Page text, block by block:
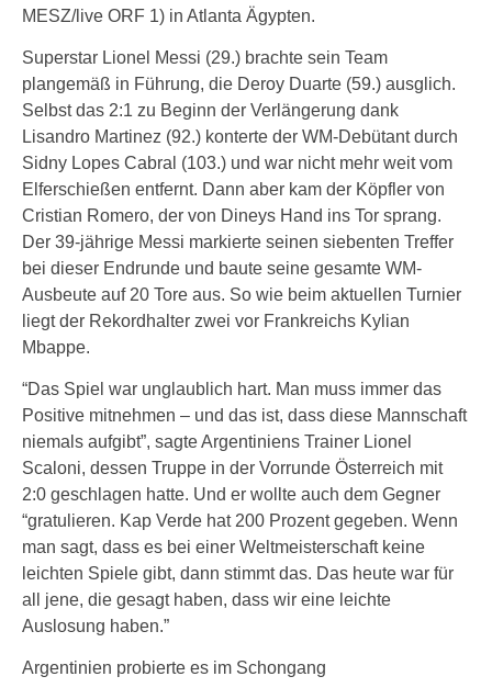
MESZ/live ORF 1) in Atlanta Ägypten.
Superstar Lionel Messi (29.) brachte sein Team
plangemäß in Führung, die Deroy Duarte (59.) ausglich.
Selbst das 2:1 zu Beginn der Verlängerung dank
Lisandro Martinez (92.) konterte der WM-Debütant durch
Sidny Lopes Cabral (103.) und war nicht mehr weit vom
Elferschießen entfernt. Dann aber kam der Köpfler von
Cristian Romero, der von Dineys Hand ins Tor sprang.
Der 39-jährige Messi markierte seinen siebenten Treffer
bei dieser Endrunde und baute seine gesamte WM-
Ausbeute auf 20 Tore aus. So wie beim aktuellen Turnier
liegt der Rekordhalter zwei vor Frankreichs Kylian
Mbappe.
“Das Spiel war unglaublich hart. Man muss immer das
Positive mitnehmen – und das ist, dass diese Mannschaft
niemals aufgibt”, sagte Argentiniens Trainer Lionel
Scaloni, dessen Truppe in der Vorrunde Österreich mit
2:0 geschlagen hatte. Und er wollte auch dem Gegner
“gratulieren. Kap Verde hat 200 Prozent gegeben. Wenn
man sagt, dass es bei einer Weltmeisterschaft keine
leichten Spiele gibt, dann stimmt das. Das heute war für
all jene, die gesagt haben, dass wir eine leichte
Auslosung haben.”
Argentinien probierte es im Schongang